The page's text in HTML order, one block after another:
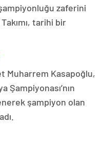
zaferini
tarihi bir
Muharrem Kasapoğlu,
Şampiyonası’nın
şampiyon olan